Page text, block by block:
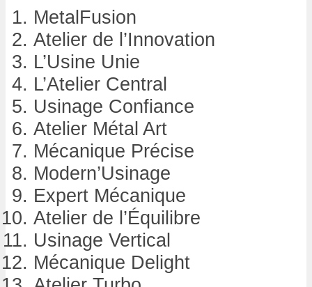
MetalFusion
Atelier de l’Innovation
L’Usine Unie
L’Atelier Central
Usinage Confiance
Atelier Métal Art
Mécanique Précise
Modern’Usinage
Expert Mécanique
Atelier de l’Équilibre
Usinage Vertical
Mécanique Delight